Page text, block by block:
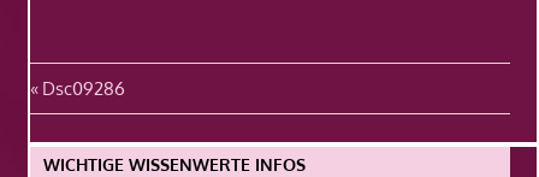
Beitragsnavigation
Vorheriger
Beitrag:
Dsc09286
WICHTIGE WISSENWERTE INFOS